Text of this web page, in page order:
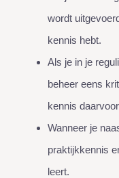
wordt
kennis hebt.
Als je in je
beheer eens
kennis
Wanneer je
praktijkkennis
leert.